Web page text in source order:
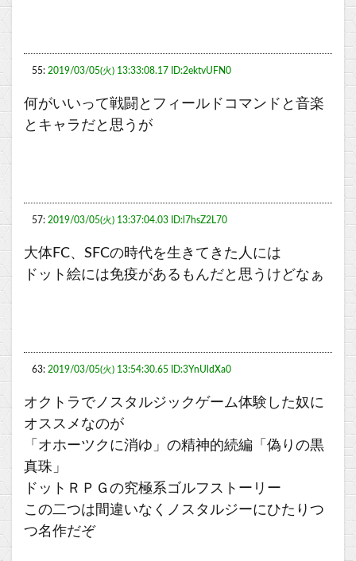
55: 2019/03/05(火) 13:33:08.17 ID:2ektvUFN0
何がいいって戦闘とフィールドコマンドと音楽
とキャラだと思うが
57: 2019/03/05(火) 13:37:04.03 ID:l7hsZ2L70
大体FC、SFCの時代を生きてきた人には
ドット絵には免疫があるもんだと思うけどなぁ
63: 2019/03/05(火) 13:54:30.65 ID:3YnUldXa0
オクトラでノスタルジックゲーム体験した奴に
オススメなのが
「オホーツクに消ゆ」の精神的続編「偽りの黒
真珠」
ドットＲＰＧの究極系ゴルフストーリー
この二つは間違いなくノスタルジーにひたりつ
つ名作だぞ